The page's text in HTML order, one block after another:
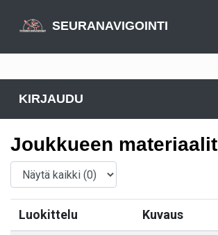
SEURANAVIGOINTI
KIRJAUDU
Joukkueen materiaalit
Luokittelu Kuvaus